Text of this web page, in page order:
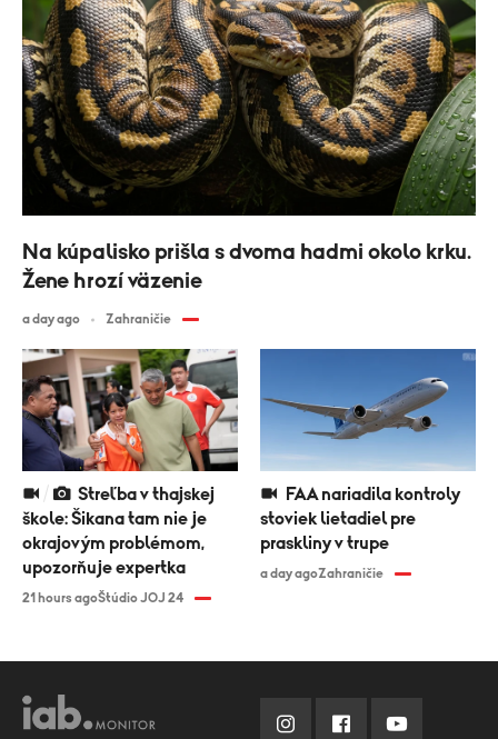
škole: Šikana tam nie je
okrajovým problémom,
upozorňuje expertka
21 hours agoŠtúdio JOJ 24
stoviek lietadiel pre
praskliny v trupe
a day agoZahraničie
Na kúpalisko prišla s dvoma hadmi okolo krku.
Žene hrozí väzenie
a day ago Zahraničie